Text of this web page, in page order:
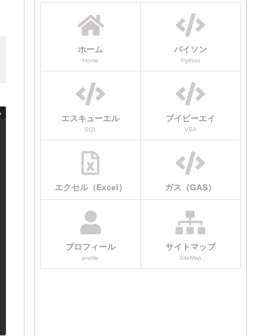
ホーム
Home
パイソン
Python
エスキューエル
SQL
ブイビーエイ
VBA
エクセル（Excel） ガス（GAS）
プロフィール
profile
サイトマップ
SiteMap